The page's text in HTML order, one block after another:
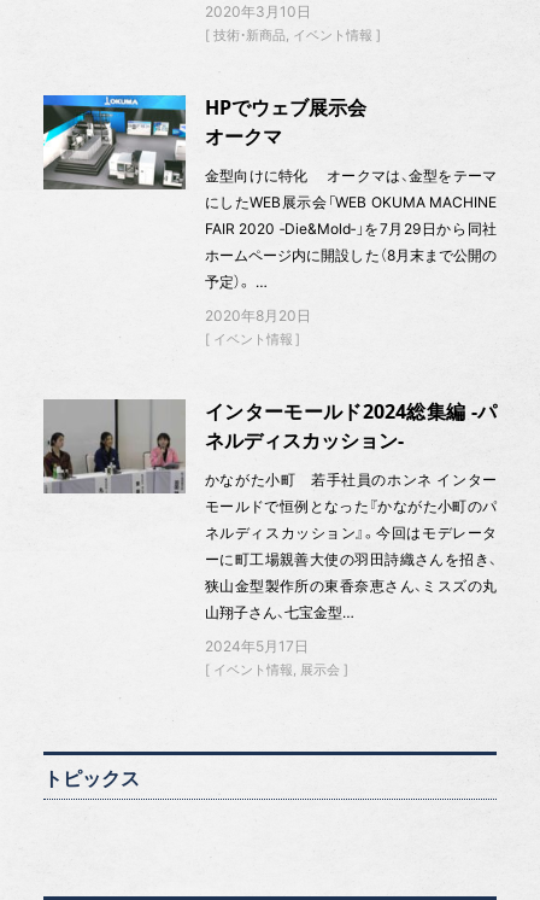
2020年3月10日
技術・新商品 イベント情報
HPでウェブ展示会
オークマ
金型向けに特化 オークマは、金型をテーマ
にしたWEB展示会「WEB OKUMA MACHINE
FAIR 2020 ‐Die&Mold‐」を7月29日から同社
ホームページ内に開設した（8月末まで公開の
予定）。 …
2020年8月20日
イベント情報
インターモールド2024総集編 -パ
ネルディスカッション-
かながた小町 若手社員のホンネ インター
モールドで恒例となった『かながた小町のパ
ネルディスカッション』。今回はモデレータ
ーに町工場親善大使の羽田詩織さんを招き、
狭山金型製作所の東香奈恵さん、ミスズの丸
山翔子さん、七宝金型…
2024年5月17日
イベント情報 展示会
トピックス